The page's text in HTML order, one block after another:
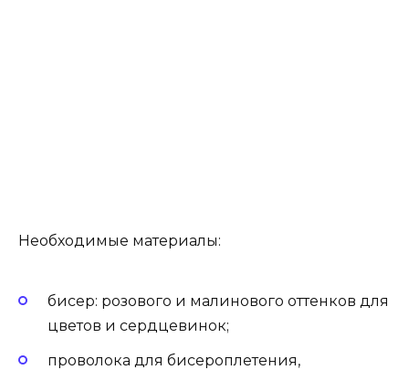
Необходимые материалы:
бисер: розового и малинового оттенков для
цветов и сердцевинок;
проволока для бисероплетения,